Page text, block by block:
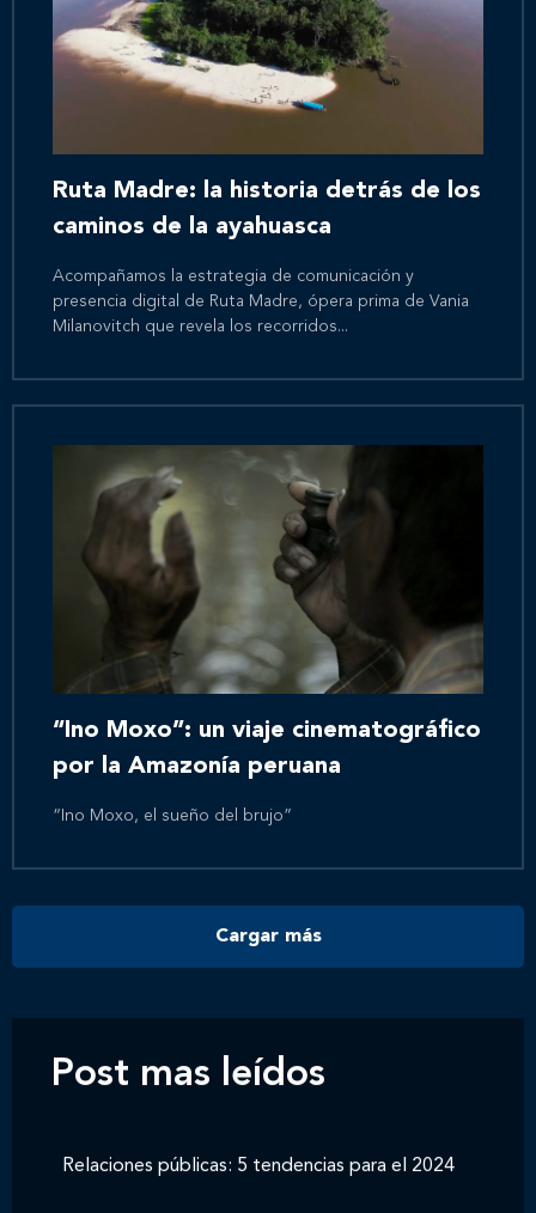
Inicio
Nosotros
Nuestros servicios
Nuestros clientes
Novedades
Contáctanos
Ruta Madre: la historia detrás de los
caminos de la ayahuasca
Acompañamos la estrategia de comunicación y
presencia digital de Ruta Madre, ópera prima de Vania
Milanovitch que revela los recorridos...
“Ino Moxo”: un viaje cinematográfico
por la Amazonía peruana
“Ino Moxo, el sueño del brujo”
Cargar más
Post mas leídos
Relaciones públicas: 5 tendencias para el 2024